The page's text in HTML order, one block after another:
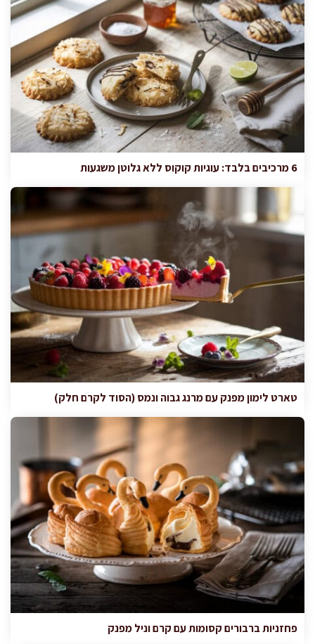
6 מרכיבים בלבד: עוגיות קוקוס ללא גלוטן משגעות
טארט לימון מפנק עם מרנג גבוה ונמס (הסוד לקרם חלק)
פחזניות ברבורים קסומות עם קרם וניל מפנק